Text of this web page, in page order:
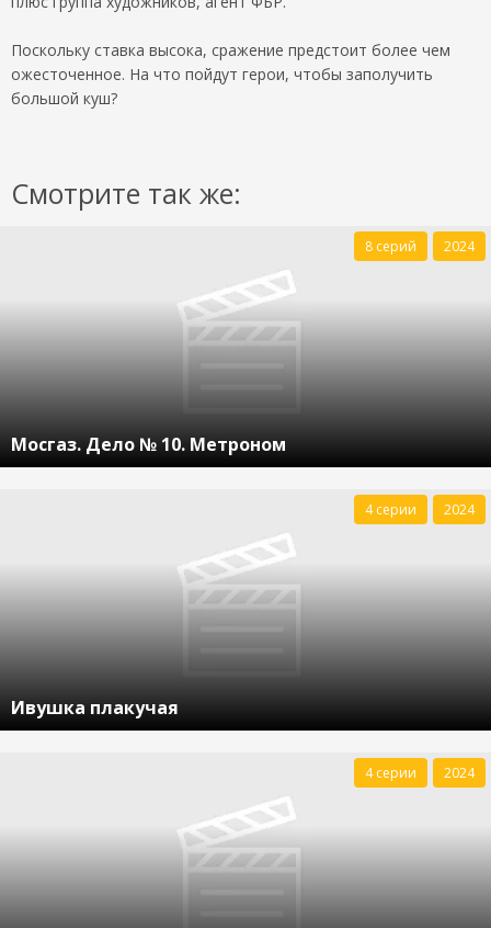
Поскольку ставка высока, сражение предстоит более чем
ожесточенное. На что пойдут герои, чтобы заполучить
большой куш?
Смотрите так же:
Мосгаз. Дело № 10. Метроном
8 серий 2024
Ивушка плакучая
4 серии 2024
4 серии 2024